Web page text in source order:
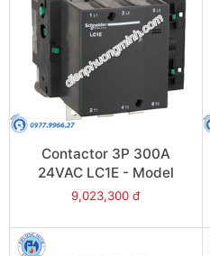
Contactor 3P 300A
24VAC LC1E - Model
LC1E300B6
9,023,300 đ